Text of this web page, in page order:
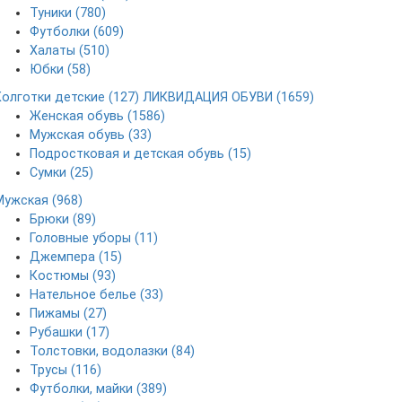
Туники (780)
Футболки (609)
Халаты (510)
Юбки (58)
детские (127) ЛИКВИДАЦИЯ ОБУВИ (1659)
Женская обувь (1586)
Мужская обувь (33)
Подростковая и детская обувь (15)
Сумки (25)
(968)
Брюки (89)
Головные уборы (11)
Джемпера (15)
Костюмы (93)
Нательное белье (33)
Пижамы (27)
Рубашки (17)
Толстовки, водолазки (84)
Трусы (116)
Футболки, майки (389)